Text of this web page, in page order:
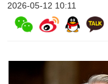
2026-05-12 10:11